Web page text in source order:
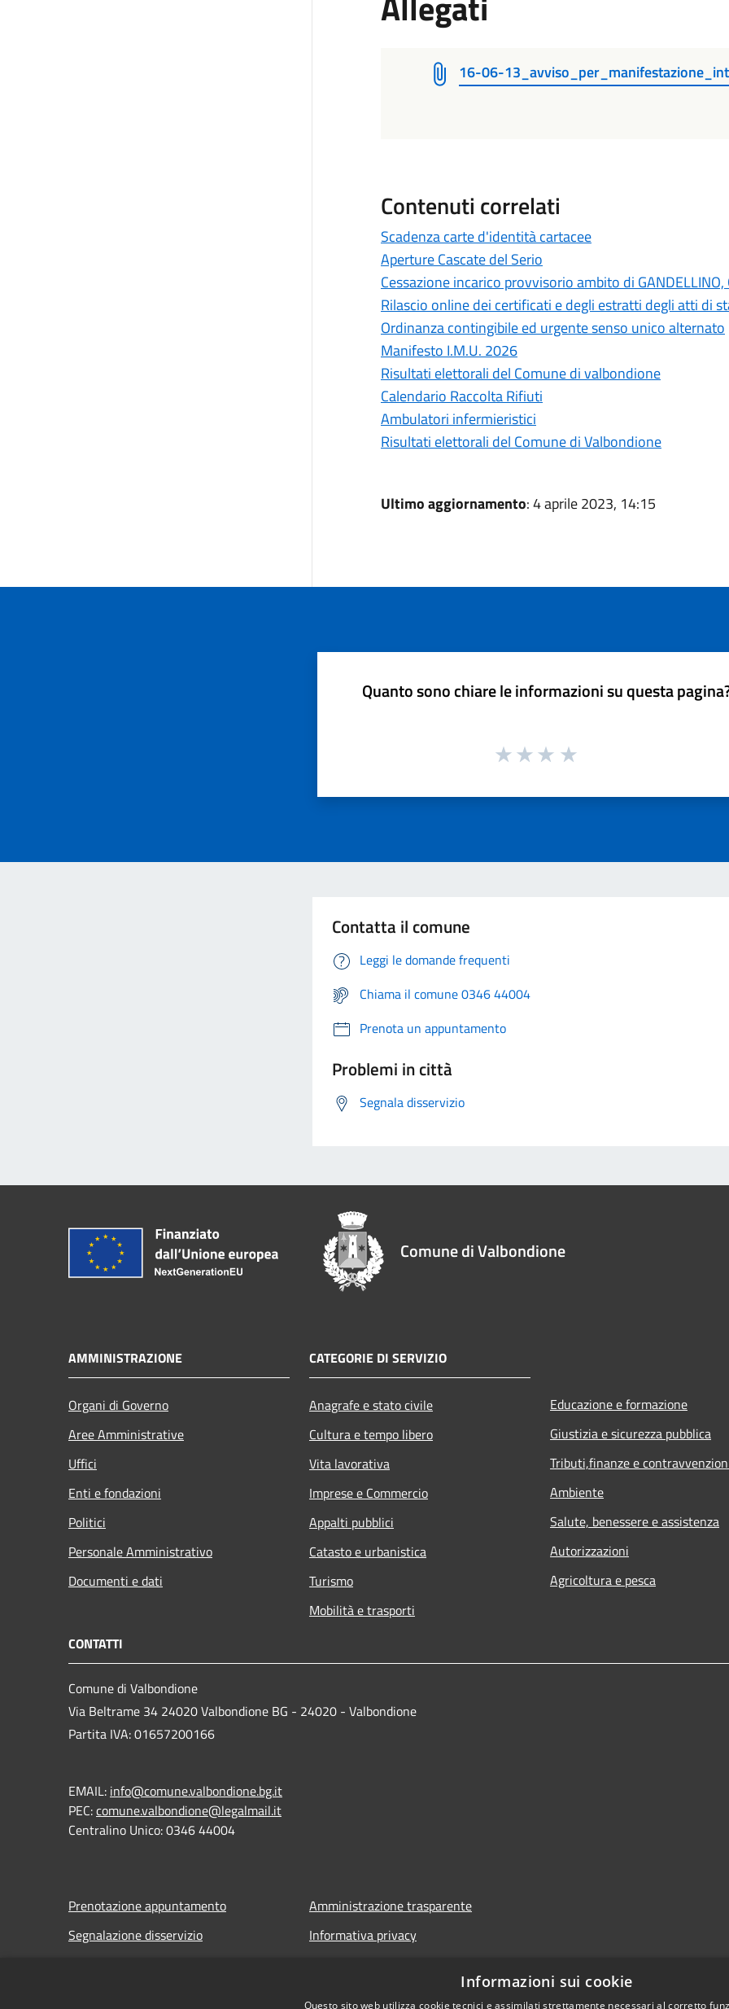
16-06-
Contenuti correlati
Scadenza carte d'identità cartacee
Aperture Cascate del Serio
Cessazione incarico provvisorio ambito di GANDELLINO,
Rilascio online dei certificati e degli estratti degli atti di
Ordinanza contingibile ed urgente senso unico alternato
Manifesto I.M.U. 2026
Risultati elettorali del Comune di valbondione
Calendario Raccolta Rifiuti
Ambulatori infermieristici
Risultati elettorali del Comune di Valbondione
Ultimo aggiornamento: 4 aprile 2023, 14:15
Quanto sono chiare le informazioni su questa
Contatta il comune
Leggi le domande frequenti
Chiama il comune 0346 44004
Prenota un appuntamento
Problemi in città
Segnala disservizio
Comune di Valbondione
AMMINISTRAZIONE
Organi di Governo
Aree Amministrative
Uffici
Enti e fondazioni
Politici
Personale Amministrativo
Documenti e dati
CATEGORIE DI SERVIZIO
Anagrafe e stato civile
Cultura e tempo libero
Vita lavorativa
Imprese e Commercio
Appalti pubblici
Catasto e urbanistica
Turismo
Mobilità e trasporti
Educazione e formazione
Giustizia e sicurezza pubblica
Tributi,finanze e
Ambiente
Salute, benessere e assistenza
Autorizzazioni
Agricoltura e pesca
CONTATTI
Comune di Valbondione
Via Beltrame 34 24020 Valbondione BG - 24020 - Valbondione
Partita IVA: 01657200166
EMAIL: info@comune.valbondione.bg.it
PEC:comune.valbondione@legalmail.it
Centralino Unico: 0346 44004
Prenotazione appuntamento
Segnalazione disservizio
Amministrazione trasparente
Informativa privacy
Dichiarazione di accessibilità
Informazioni sui cookie
Questo sito web utilizza cookie tecnici e assimilati strettamente necessari al corretto